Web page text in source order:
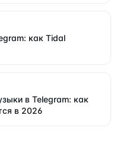
как Tidal
в Telegram: как
в 2026